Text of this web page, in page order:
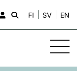
FI SV EN